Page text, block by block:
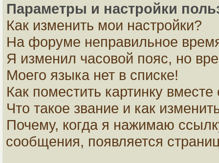
Параметры и настройки
Как изменить мои настройки?
На форуме неправильное
Я изменил часовой пояс, но
Моего языка нет в списке!
Как поместить картинку
Что такое звание и как
Почему, когда я нажимаю
сообщения, появляется